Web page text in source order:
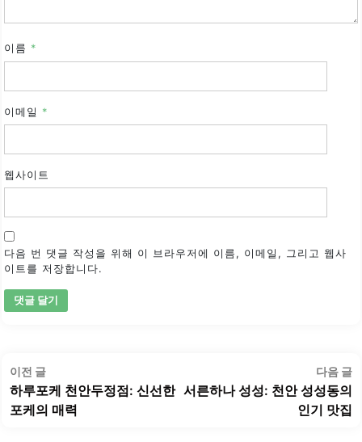
이름 *
이메일 *
웹사이트
다음 번 댓글 작성을 위해 이 브라우저에 이름, 이메일, 그리고 웹사
이트를 저장합니다.
글
탐
색
이전 글이
전
글:
하루포케 천안두정점: 신선한
포케의 매력
다음 글
서른하나 성성: 천안 성성동의
인기 맛집